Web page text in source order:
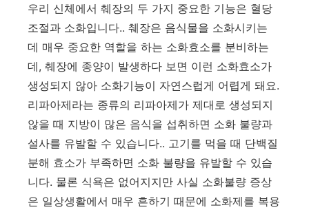
우리 신체에서 췌장의 두 가지 중요한 기능은 혈당
조절과 소화입니다.. 췌장은 음식물을 소화시키는
데 매우 중요한 역할을 하는 소화효소를 분비하는
데, 췌장에 종양이 발생하다 보면 이런 소화효소가
생성되지 않아 소화기능이 자연스럽게 어렵게 돼요.
리파아제라는 종류의 리파아제가 제대로 생성되지
않을 때 지방이 많은 음식을 섭취하면 소화 불량과
설사를 유발할 수 있습니다.. 고기를 먹을 때 단백질
분해 효소가 부족하면 소화 불량을 유발할 수 있습
니다. 물론 식욕은 없어지지만 사실 소화불량 증상
은 일상생활에서 매우 흔하기 때문에 소화제를 복용